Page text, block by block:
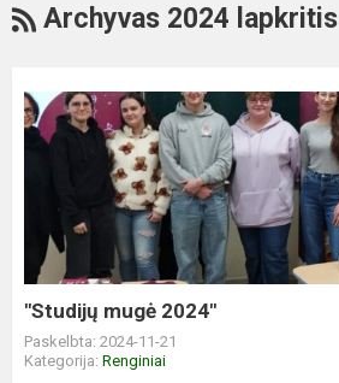
RSS
Archyvas 2024 lapkritis
"Studijų
mugė
"Studijų mugė 2024"
Paskelbta: 2024-11-21
Kategorija: Renginiai